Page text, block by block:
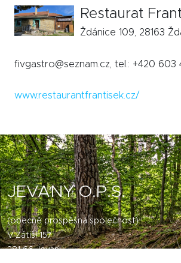
Restaurat
Ždánice 109, 28163
fivgastro@seznam.cz, tel.: +420 603
www.restaurantfrantisek.cz/
JEVANY O.P.S.
(obecně prospěšná společnost)
V Zátiší 157
281 66 Jevany